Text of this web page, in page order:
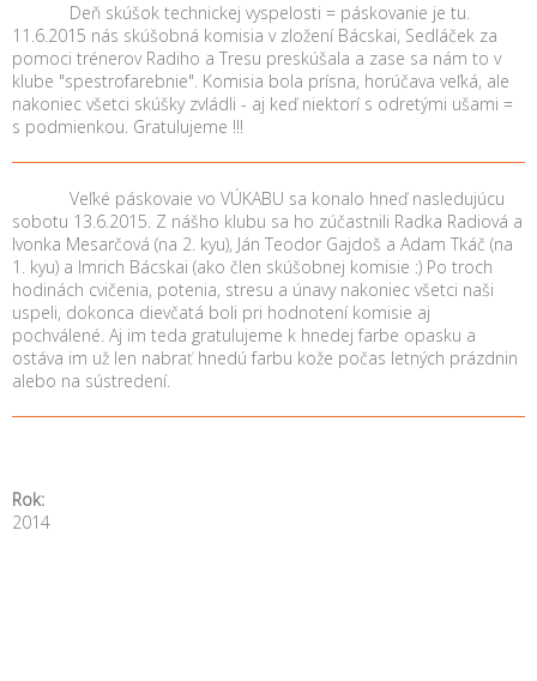
Deň skúšok technickej vyspelosti = páskovanie je tu.
11.6.2015 nás skúšobná komisia v zložení Bácskai, Sedláček za
pomoci trénerov Radiho a Tresu preskúšala a zase sa nám to v
klube "spestrofarebnie". Komisia bola prísna, horúčava veľká, ale
nakoniec všetci skúšky zvládli - aj keď niektorí s odretými ušami =
s podmienkou. Gratulujeme !!!
Veľké páskovaie vo VÚKABU sa konalo hneď nasledujúcu
sobotu 13.6.2015. Z nášho klubu sa ho zúčastnili Radka Radiová a
Ivonka Mesarčová (na 2. kyu), Ján Teodor Gajdoš a Adam Tkáč (na
1. kyu) a Imrich Bácskai (ako člen skúšobnej komisie :) Po troch
hodinách cvičenia, potenia, stresu a únavy nakoniec všetci naši
uspeli, dokonca dievčatá boli pri hodnotení komisie aj
pochválené. Aj im teda gratulujeme k hnedej farbe opasku a
ostáva im už len nabrať hnedú farbu kože počas letných prázdnin
alebo na sústredení.
Rok:
2014